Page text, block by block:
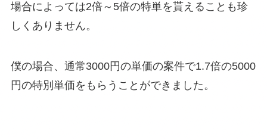
場合によっては2倍～5倍の特単を貰えることも珍
しくありません。
僕の場合、通常3000円の単価の案件で1.7倍の5000
円の特別単価をもらうことができました。